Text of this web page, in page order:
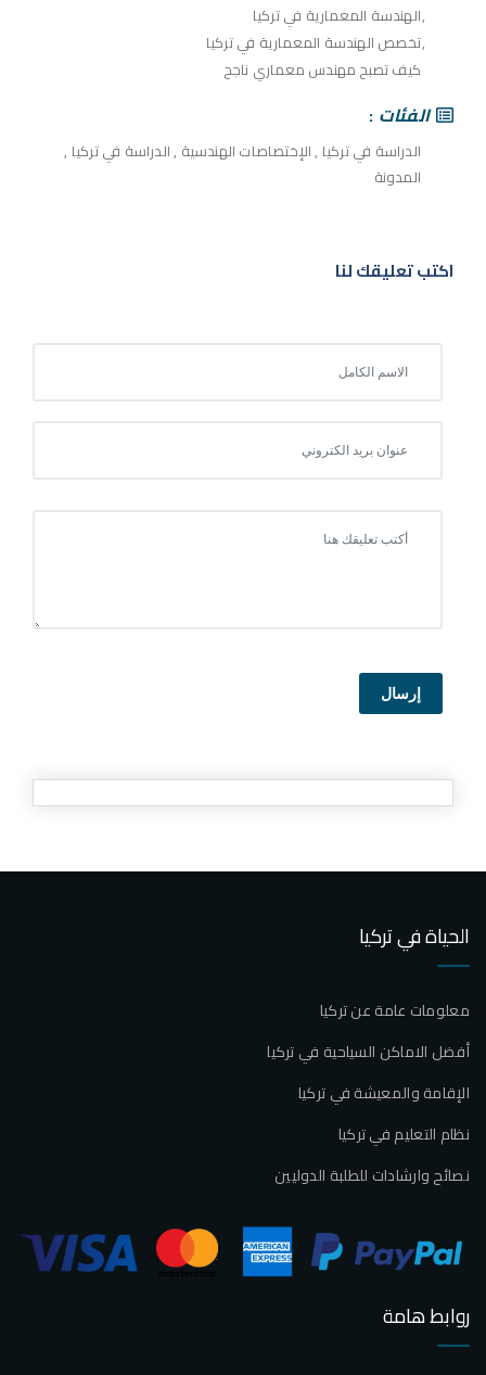
الهندسة المعمارية في تركيا
تخصص الهندسة المعمارية في تركيا
كيف تصبح مهندس معماري ناجح
الفئات
الدراسة في تركيا ,الإختصاصات الهندسية ,الدراسة في تركيا ,
المدونة
اكتب تعليقك لنا
إرسال
الحياة في تركيا
معلومات عامة عن تركيا
أفضل الاماكن السياحية في تركيا
الإقامة والمعيشة في تركيا
نظام التعليم في تركيا
نصائح وارشادات للطلبة الدوليين
روابط هامة